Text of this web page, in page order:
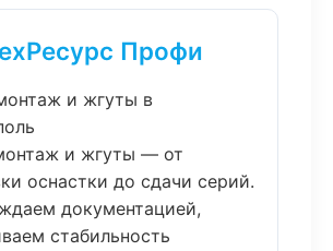
Профи
и жгуты в
и жгуты — от
оснастки до сдачи серий.
документацией,
стабильность